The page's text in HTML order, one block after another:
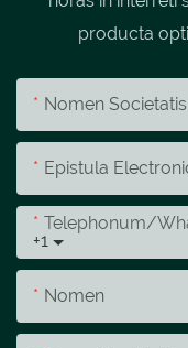
producta
Nomen Societatis
Epistula
+1
Telephonum/
Nomen